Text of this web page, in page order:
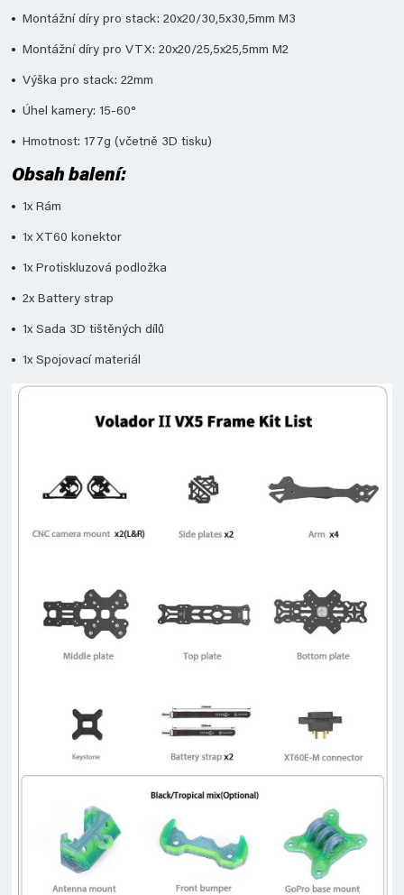
Montážní díry pro stack: 20x20/30,5x30,5mm M3
Montážní díry pro VTX: 20x20/25,5x25,5mm M2
Výška pro stack: 22mm
Úhel kamery: 15-60°
Hmotnost: 177g (včetně 3D tisku)
Obsah balení:
1x Rám
1x XT60 konektor
1x Protiskluzová podložka
2x Battery strap
1x Sada 3D tištěných dílů
1x Spojovací materiál